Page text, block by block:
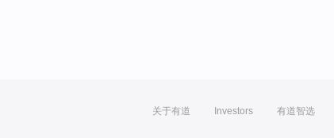
关于有道 Investors 有道智选